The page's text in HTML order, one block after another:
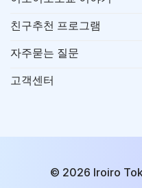
친구추천 프로그램
자주묻는 질문
고객센터
© 2026 Iroiro